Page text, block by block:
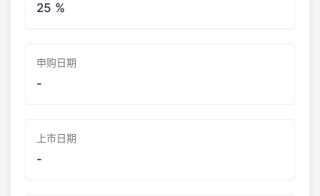
25 %
申购日期
-
上市日期
-